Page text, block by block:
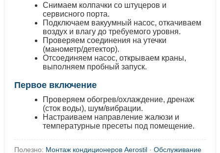
Снимаем колпачки со штуцеров и
сервисного порта.
Подключаем вакуумный насос, откачиваем
воздух и влагу до требуемого уровня.
Проверяем соединения на утечки
(манометр/детектор).
Отсоединяем насос, открываем краны,
выполняем пробный запуск.
Первое включение
Проверяем обогрев/охлаждение, дренаж
(сток воды), шум/вибрации.
Настраиваем направление жалюзи и
температурные пресеты под помещение.
Полезно: Монтаж кондиционеров Aerostil · Обслуживание